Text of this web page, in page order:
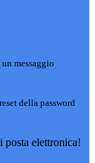
messaggio
della password
posta elettronica!